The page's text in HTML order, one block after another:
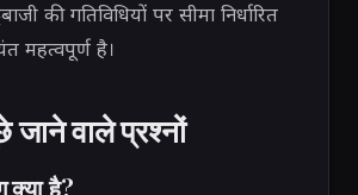
की गतिविधियों पर सीमा निर्धारित
महत्वपूर्ण है।
वाले प्रश्नों
क्या है?